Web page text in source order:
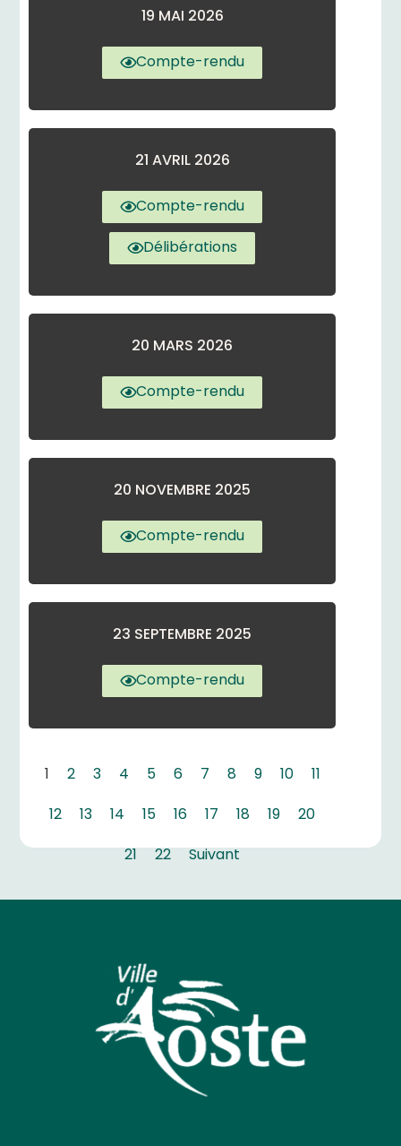
19 MAI 2026
Compte-rendu
21 AVRIL 2026
Compte-rendu
Délibérations
20 MARS 2026
Compte-rendu
20 NOVEMBRE 2025
Compte-rendu
23 SEPTEMBRE 2025
Compte-rendu
2 3 4 5 6 7 8 9 10
12 13 14 15 16 17 18 19 20
21 22 Suivant